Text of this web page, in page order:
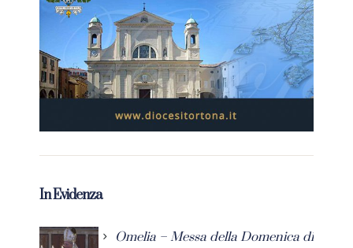
In Evidenza
Omelia – Messa della Domenica di